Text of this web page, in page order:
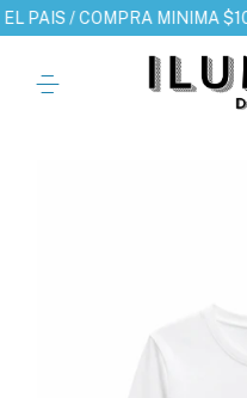
/ COMPRA MINIMA $100.000 /